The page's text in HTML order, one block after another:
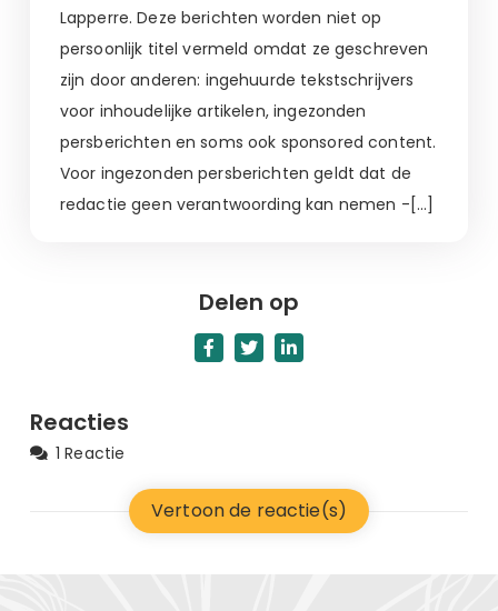
Lapperre. Deze berichten worden niet op
persoonlijk titel vermeld omdat ze geschreven
zijn door anderen: ingehuurde tekstschrijvers
voor inhoudelijke artikelen, ingezonden
persberichten en soms ook sponsored content.
Voor ingezonden persberichten geldt dat de
redactie geen verantwoording kan nemen -[…]
Delen op
Reacties
1 Reactie
Vertoon de reactie(s)